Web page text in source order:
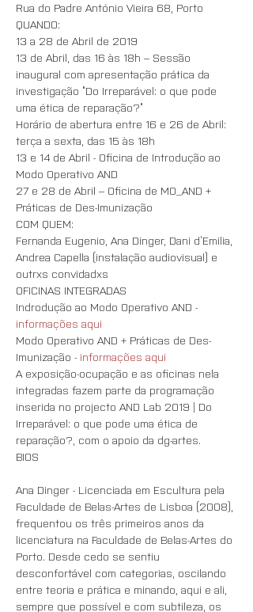
13 de Abril, das 16 às 18h – Sessão
inaugural com apresentação prática da
investigação “Do Irreparável: o que pode
Horário de abertura entre 16 e 26 de Abril:
13 e 14 de Abril - Oficina de Introdução ao
27 e 28 de Abril – Oficina de MO_AND +
Fernanda Eugenio, Ana Dinger, Dani d’Emilia,
Andrea Capella (instalação audiovisual) e
OFICINAS INTEGRADAS
Indrodução ao Modo Operativo AND -
informações aqui
Modo Operativo AND + Práticas de Des-
Imunização - informações aqui
A exposição-ocupação e as oficinas nela
integradas fazem parte da programação
inserida no projecto AND Lab 2019 | Do
Irreparável: o que pode uma ética de
reparação?, com o apoio da dg-artes.
BIOS
Ana Dinger - Licenciada em Escultura pela
Faculdade de Belas-Artes de Lisboa (2008),
frequentou os três primeiros anos da
licenciatura na Faculdade de Belas-Artes do
Porto. Desde cedo se sentiu
desconfortável com categorias, oscilando
entre teoria e prática e minando, aqui e ali,
sempre que possível e com subtileza, os